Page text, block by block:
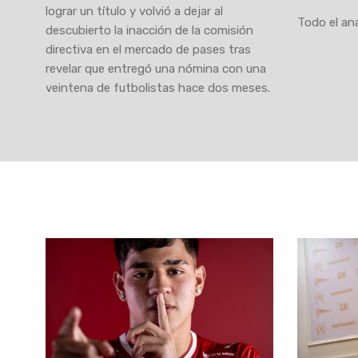
lograr un título y volvió a dejar al
descubierto la inacción de la comisión
directiva en el mercado de pases tras
revelar que entregó una nómina con una
veintena de futbolistas hace dos meses.
Todo el